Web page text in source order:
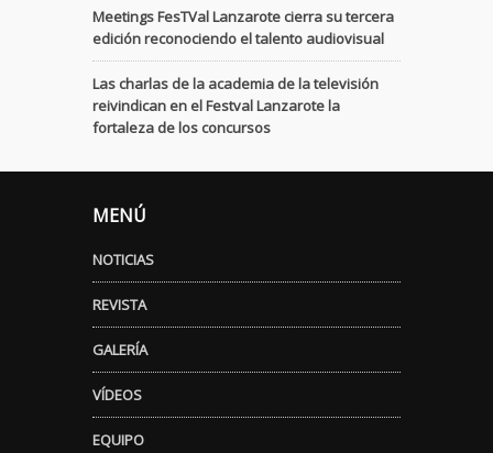
Meetings FesTVal Lanzarote cierra su tercera
edición reconociendo el talento audiovisual
Las charlas de la academia de la televisión
reivindican en el Festval Lanzarote la
fortaleza de los concursos
MENÚ
NOTICIAS
REVISTA
GALERÍA
VÍDEOS
EQUIPO